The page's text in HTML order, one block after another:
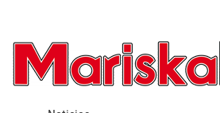
contenido